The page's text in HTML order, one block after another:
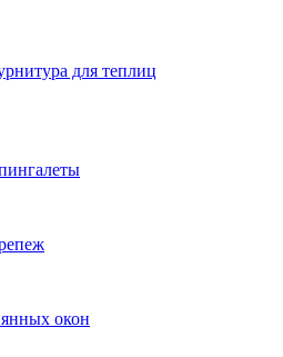
для теплиц
окон